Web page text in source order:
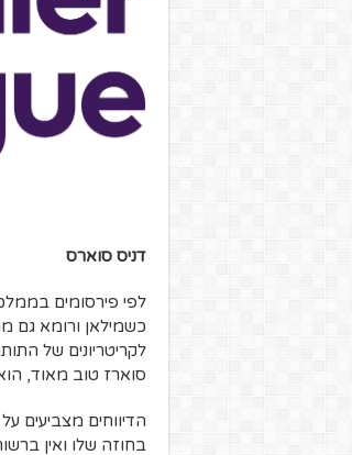
דניס סוארס
לפי פירסומים
כשמילאן ורומא גם
לקריטריונים של
סוארז טוב מאוד, הוא
בחוזה שלו ואין